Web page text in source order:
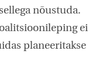
nõustuda.
ei
planeeritakse